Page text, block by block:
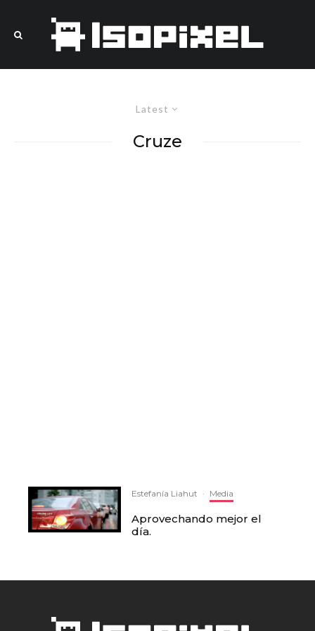
Latest
Cruze
Estefanía Liahut · Media
Aprovechando mejor el
día.